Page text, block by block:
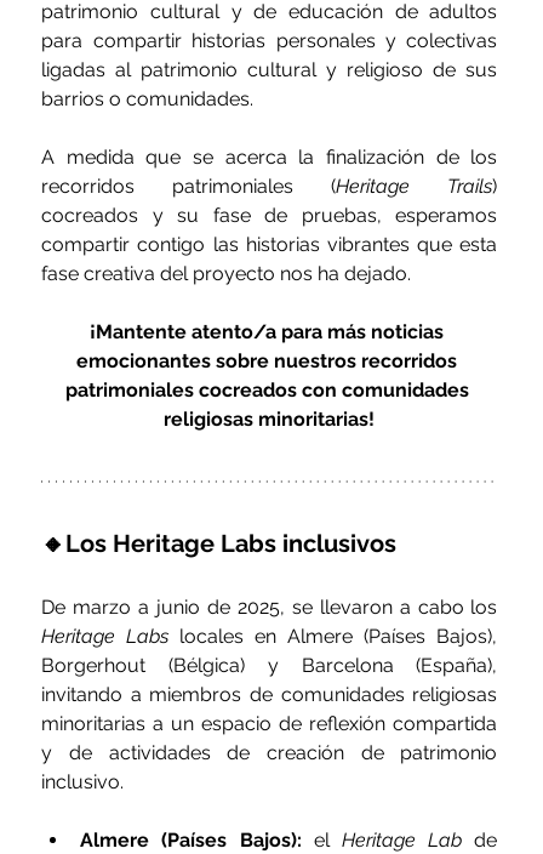
patrimonio cultural y de educación de adultos
para compartir historias personales y colectivas
ligadas al patrimonio cultural y religioso de sus
barrios o comunidades.
A medida que se acerca la finalización de los
recorridos patrimoniales (Heritage Trails)
cocreados y su fase de pruebas, esperamos
compartir contigo las historias vibrantes que esta
fase creativa del proyecto nos ha dejado.
¡Mantente atento/a para más noticias
emocionantes sobre nuestros recorridos
patrimoniales cocreados con comunidades
religiosas minoritarias!
🔸Los Heritage Labs inclusivos
Heritage Labs locales en Almere (Países Bajos),
Borgerhout (Bélgica) y Barcelona (España),
invitando a miembros de comunidades religiosas
minoritarias a un espacio de reflexión compartida
y de actividades de creación de patrimonio
inclusivo.
Almere (Países Bajos): el Heritage Lab de